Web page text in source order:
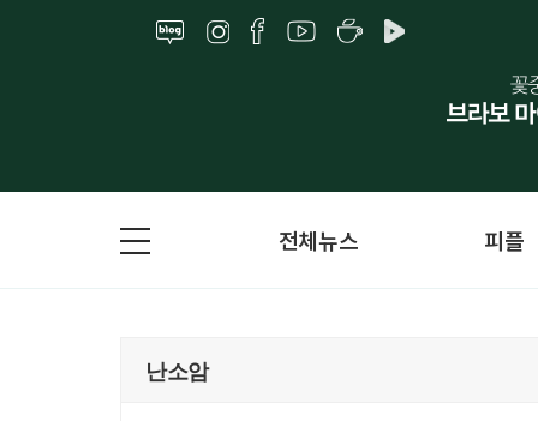
전체뉴스 피플